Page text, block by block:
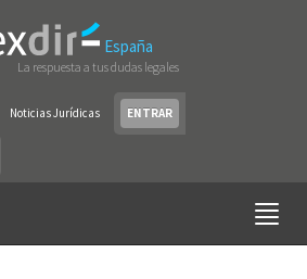
España
La respuesta a tus dudas legales
Noticias Jurídicas ENTRAR